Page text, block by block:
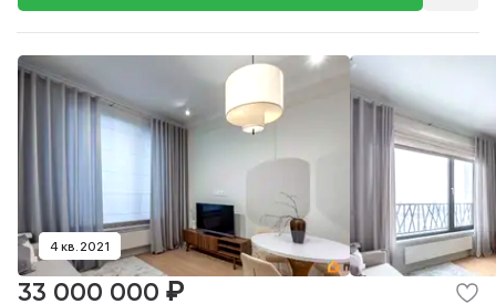
4 кв. 2021
33 000 000 ₽